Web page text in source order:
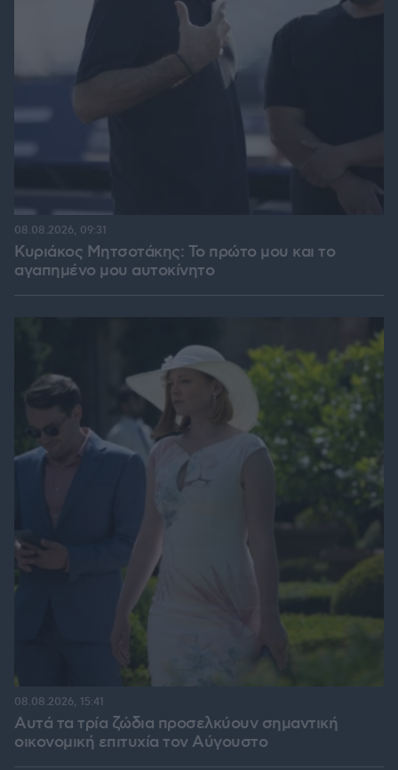
Κυριάκος Μητσοτάκης: Το πρώτο μου και το
αγαπημένο μου αυτοκίνητο
08.08.2026, 09:31
Αυτά τα τρία ζώδια προσελκύουν σημαντική
οικονομική επιτυχία τον Αύγουστο
08.08.2026, 15:41